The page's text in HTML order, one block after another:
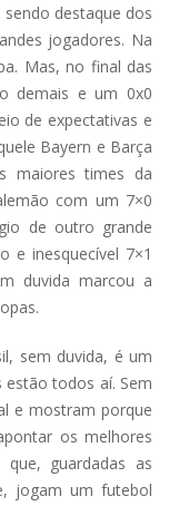
destaque dos
jogadores. Na
Mas, no final das
demais e um 0x0
de expectativas e
Bayern e Barça
maiores times da
com um 7×0
de outro grande
e inesquecível 7×1
duvida marcou a
sem duvida, é um
estão todos aí. Sem
e mostram porque
os melhores
guardadas as
jogam um futebol